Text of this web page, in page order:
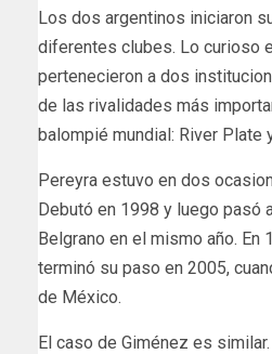
Los dos argentinos iniciaron
diferentes clubes. Lo curioso
pertenecieron a dos
de las rivalidades más
balompié mundial: River Plate
Pereyra estuvo en dos
Debutó en 1998 y luego pasó
Belgrano en el mismo año. En
terminó su paso en 2005,
de México.
El caso de Giménez es